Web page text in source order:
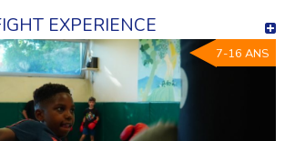
EXPERIENCE
7-16 ANS